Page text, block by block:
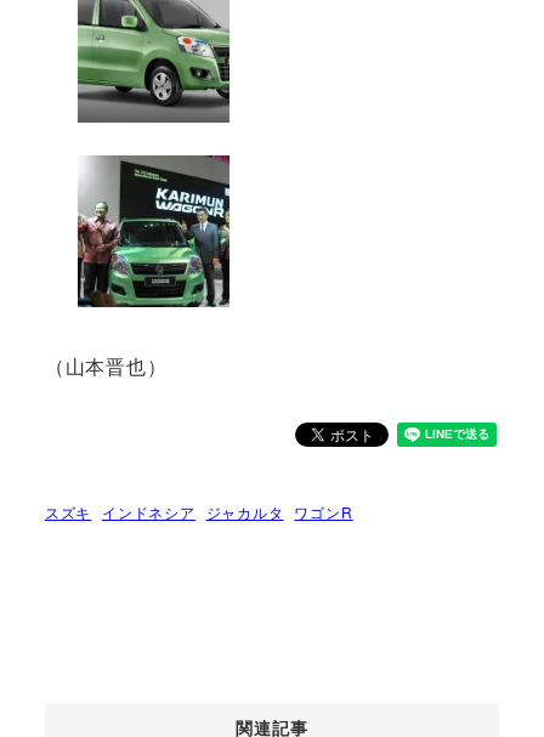
（山本晋也）
スズキ インドネシア ジャカルタ ワゴンR
関連記事